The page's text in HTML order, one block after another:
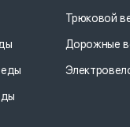
Трюковой
Дорожные